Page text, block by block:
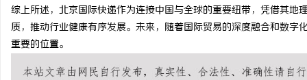
综上所述，北京国际快递作为连接中国与全球的重要纽带，凭借其
质，推动行业健康有序发展。未来，随着国际贸易的深度融合和数
重要的位置。
贝净 AC 国际医疗实验